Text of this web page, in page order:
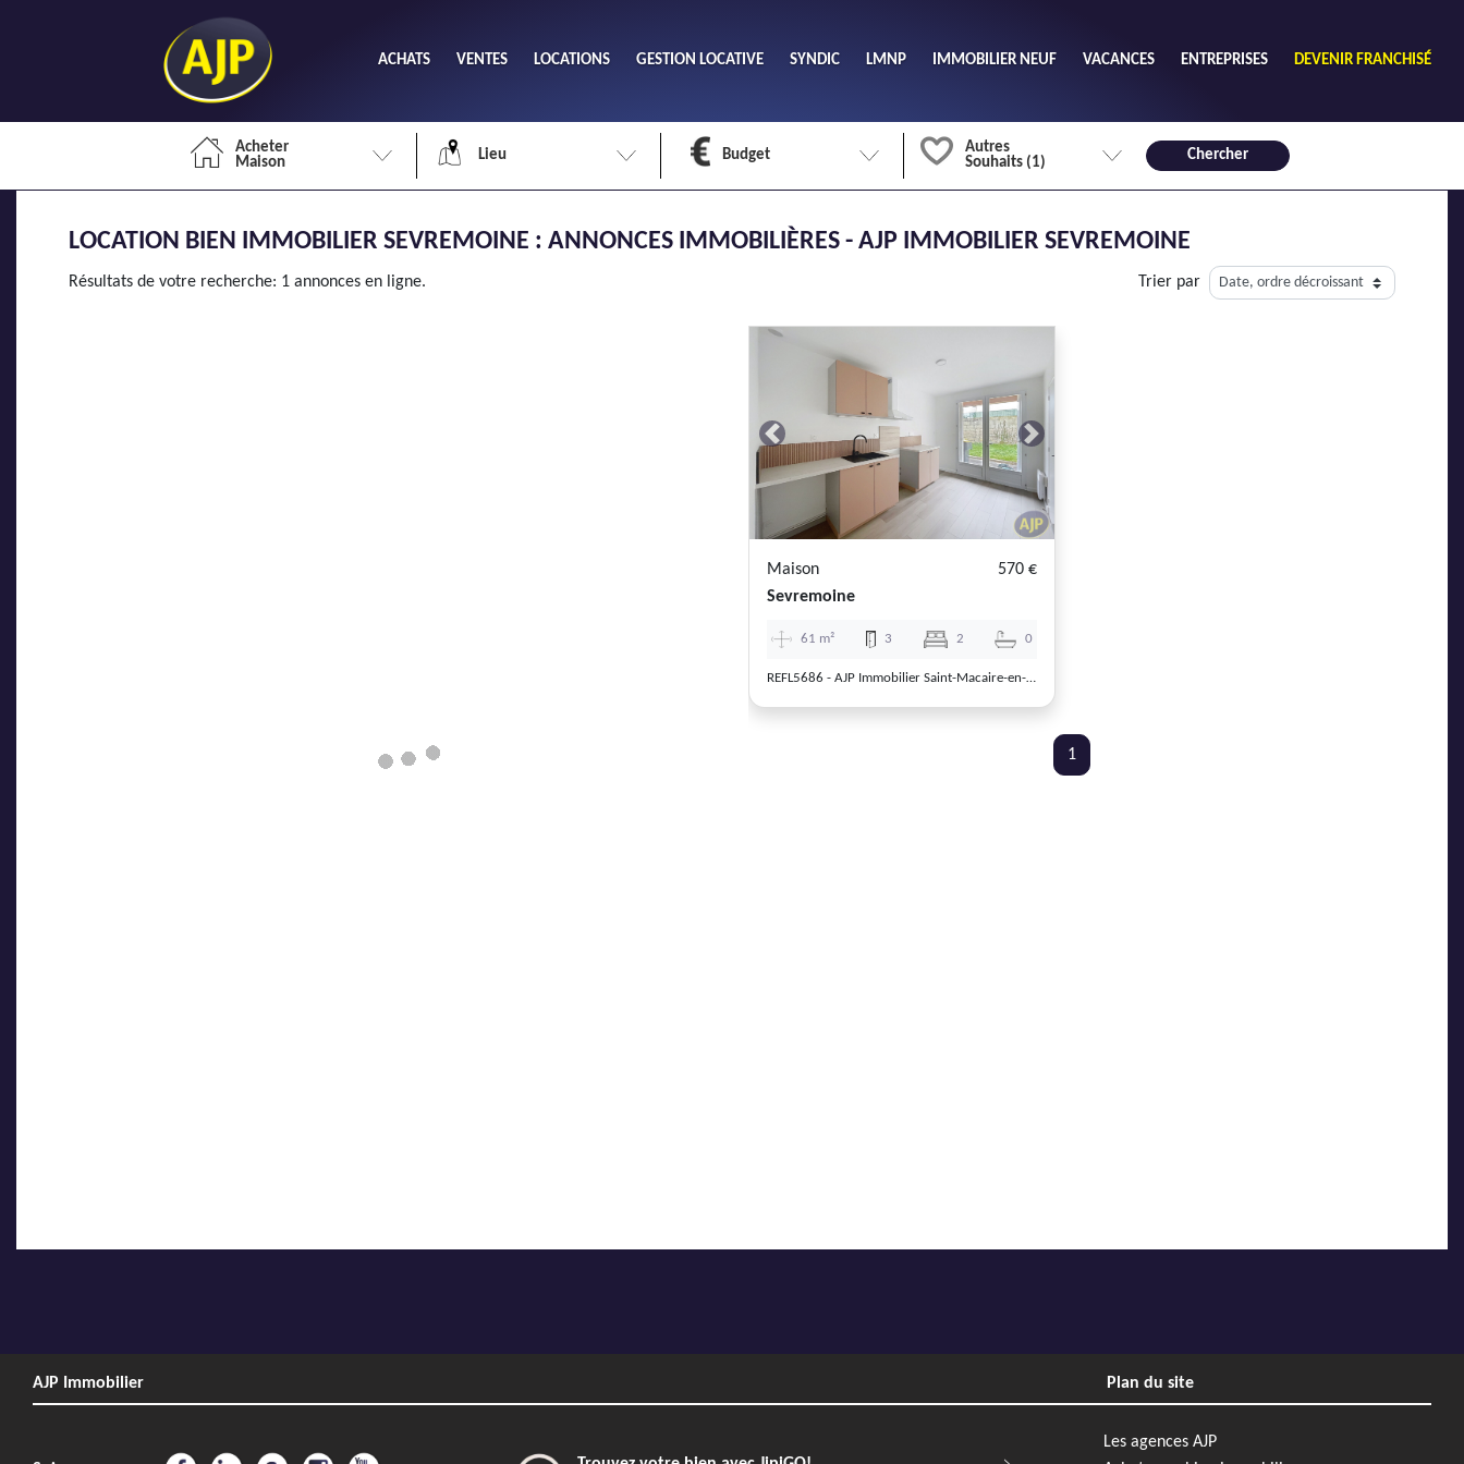
ACHATS VENTES LOCATIONS GESTION LOCATIVE SYNDIC LMNP IMMOBILIER NEUF VACANCES ENTREPRISES DEVENIR FRANCHISÉ
Acheter
Maison
Lieu Budget
min
Autres
Souhaits (1)
1
2 3
4 plus
Chercher
LOCATION BIEN IMMOBILIER SEVREMOINE : ANNONCES IMMOBILIÈRES - AJP IMMOBILIER SEVREMOINE
Résultats de votre recherche: 1 annonces en ligne. Trier par
Previous Next
Maison
570 €
Sevremoine
61 m² 3 2 0
REFL5686 - AJP Immobilier Saint-Macaire-en-Mauges
1
AJP Immobilier Plan du site
Les agences AJP